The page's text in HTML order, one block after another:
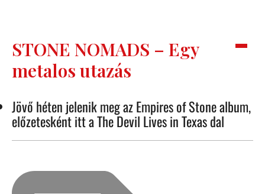
STONE NOMADS – Egy
metalos utazás
Jövő héten jelenik meg az Empires of Stone album,
előzetesként itt a The Devil Lives in Texas dal